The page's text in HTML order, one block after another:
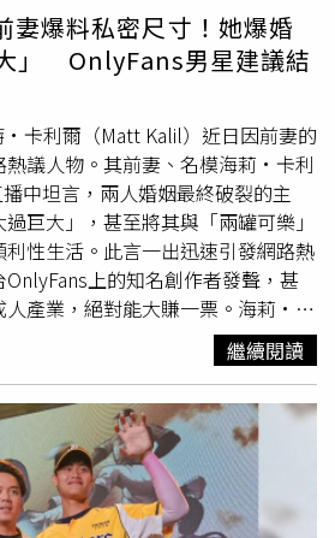
Cried Pearls》最佳紀錄短片：
景短片（並列）：《The
Exchanging Saliva》
棒球對抗賽」，邀請日本甲子園參
州兩支聯隊訪臺，對戰今年中信盃
中及亞軍宜蘭縣羅東高工。12月
新莊棒球場舉行，六場賽事免費
中漢來日月行館住宿券、
信兄弟簽名球衣等獎品，中信兄弟
貴貴、林可、波波、盈瑩等16位啦
更多活動資訊詳見中信盃黑豹旗官
Instagram帳號。
妻爆料私密尺寸！她爆婚
」 OnlyFans男星建議結
·卡利爾（Matt Kalil）近日因前妻的
熱議人物。其前妻、名模海莉·卡利
中坦言，兩人婚姻最終破裂的主
巨大」，甚至將其與「兩罐可樂」
性生活。此言一出迅速引發網路熱
上的知名創作者發聲，甚
人產業，絕對能大賺一票。海莉·卡
相關發言迅速在社群平台掀起熱
Daily Mail）與《TMZ》報導，海
是最主要的原因……我愛他，但他就
人才會有的狀況。我們真的嘗試過
醫，甚至研究抽脂之類的選項，最
海莉·卡利爾（Haley Kalil）在直
尺寸太大影響性生活。海莉強調，
繼續閱讀